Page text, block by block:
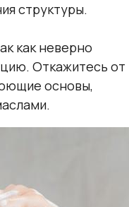
структуры.
как неверно
Откажитесь от
основы,